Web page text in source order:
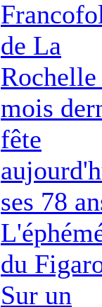
de La
mois
fête
ses 78
du
Sur un